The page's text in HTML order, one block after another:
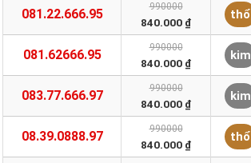
081.22.666.95 990000
840.000 ₫
thổ
081.62666.95 990000
840.000 ₫
kim
083.77.666.97 990000
840.000 ₫
kim
08.39.0888.97 990000
840.000 ₫
thổ